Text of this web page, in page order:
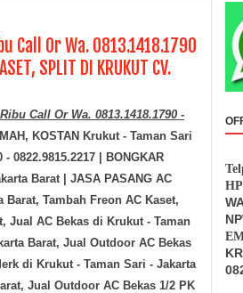
Call Or Wa. 0813.1418.1790
SPLIT DI KRUKUT CV.
Call Or Wa. 0813.1418.1790 -
KOSTAN Krukut - Taman Sari
0822.9815.2217 | BONGKAR
Barat | JASA PASANG AC
Barat, Tambah Freon AC Kaset,
, Jual AC Bekas di Krukut - Taman
Barat, Jual Outdoor AC Bekas
di Krukut - Taman Sari - Jakarta
, Jual Outdoor AC Bekas 1/2 PK